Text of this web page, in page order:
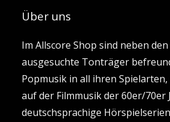
Über uns
Im Allscore Shop sind neben
ausgesuchte Tonträger
Popmusik in all ihren
auf der Filmmusik der 60er/70er
deutschsprachige